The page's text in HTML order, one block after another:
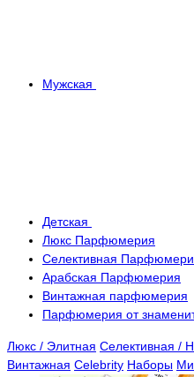
Мужская
Детская
Люкс Парфюмерия
Селективная
Арабская Парфюмерия
Винтажная парфюмерия
Парфюмерия от
Люкс / Элитная Селективная /
Винтажная Celebrity Наборы